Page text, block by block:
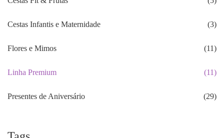
Cestas Infantis e Maternidade (3)
Flores e Mimos (11)
Linha Premium (11)
Presentes de Aniversário (29)